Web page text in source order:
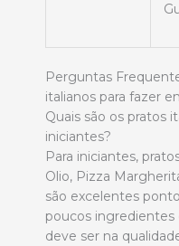
Perguntas
italianos para fazer
Quais são os pratos
iniciantes?
Para iniciantes,
Olio, Pizza
são excelentes
poucos ingredientes
deve ser na